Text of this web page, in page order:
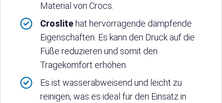
Material von Crocs.
Croslite hat hervorragende dämpfende
Eigenschaften. Es kann den Druck auf die
Füße reduzieren und somit den
Tragekomfort erhöhen.
Es ist wasserabweisend und leicht zu
reinigen, was es ideal für den Einsatz in